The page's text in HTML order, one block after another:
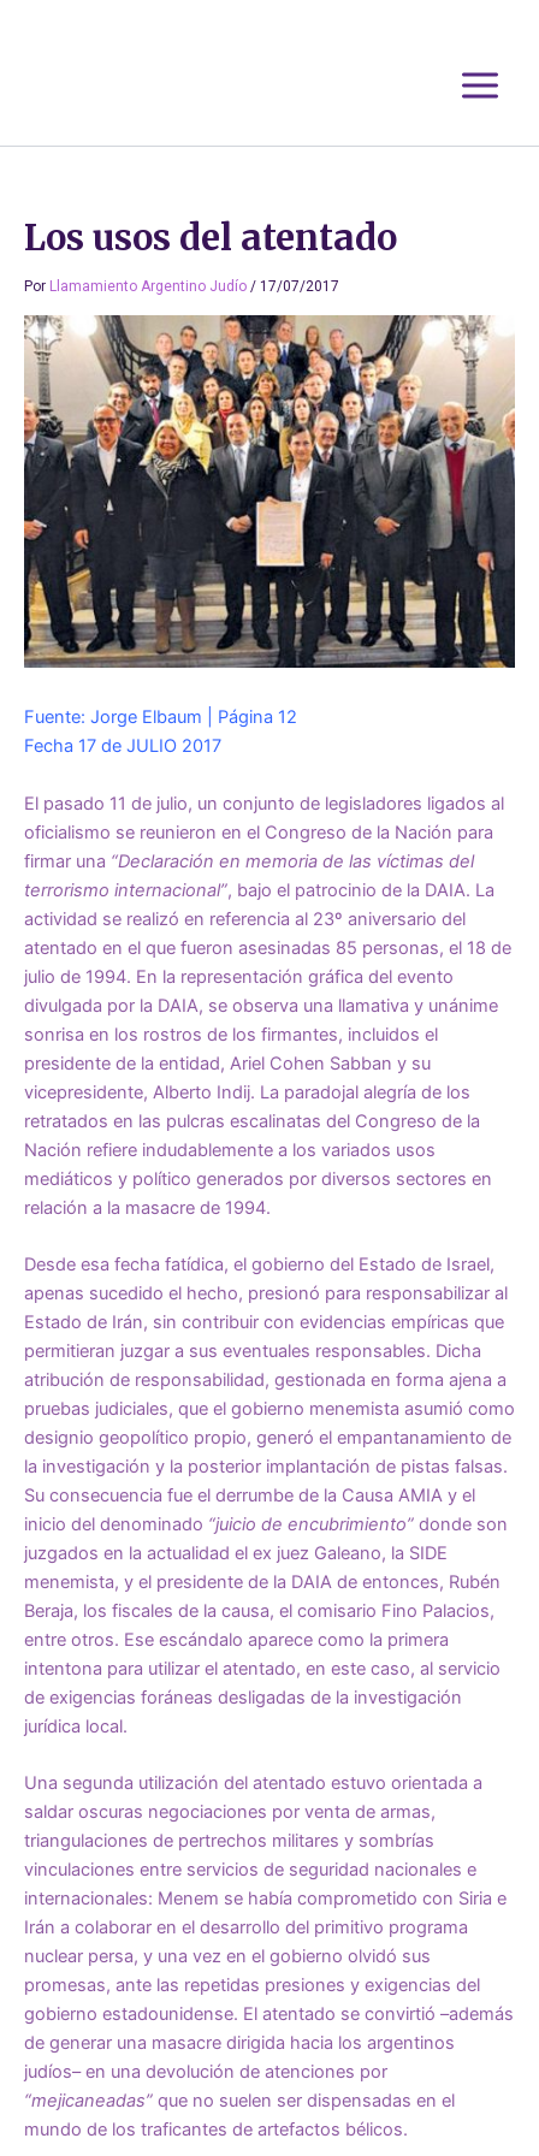
Los usos del atentado
Por Llamamiento Argentino Judío / 17/07/2017
Fuente: Jorge Elbaum | Página 12
Fecha 17 de JULIO 2017
El pasado 11 de julio, un conjunto de legisladores ligados al
oficialismo se reunieron en el Congreso de la Nación para
firmar una “Declaración en memoria de las víctimas del
terrorismo internacional”, bajo el patrocinio de la DAIA. La
actividad se realizó en referencia al 23º aniversario del
atentado en el que fueron asesinadas 85 personas, el 18 de
julio de 1994. En la representación gráfica del evento
divulgada por la DAIA, se observa una llamativa y unánime
sonrisa en los rostros de los firmantes, incluidos el
presidente de la entidad, Ariel Cohen Sabban y su
vicepresidente, Alberto Indij. La paradojal alegría de los
retratados en las pulcras escalinatas del Congreso de la
Nación refiere indudablemente a los variados usos
mediáticos y político generados por diversos sectores en
relación a la masacre de 1994.
Desde esa fecha fatídica, el gobierno del Estado de Israel,
apenas sucedido el hecho, presionó para responsabilizar al
Estado de Irán, sin contribuir con evidencias empíricas que
permitieran juzgar a sus eventuales responsables. Dicha
atribución de responsabilidad, gestionada en forma ajena a
pruebas judiciales, que el gobierno menemista asumió como
designio geopolítico propio, generó el empantanamiento de
la investigación y la posterior implantación de pistas falsas.
Su consecuencia fue el derrumbe de la Causa AMIA y el
inicio del denominado “juicio de encubrimiento” donde son
juzgados en la actualidad el ex juez Galeano, la SIDE
menemista, y el presidente de la DAIA de entonces, Rubén
Beraja, los fiscales de la causa, el comisario Fino Palacios,
entre otros. Ese escándalo aparece como la primera
intentona para utilizar el atentado, en este caso, al servicio
de exigencias foráneas desligadas de la investigación
jurídica local.
Una segunda utilización del atentado estuvo orientada a
saldar oscuras negociaciones por venta de armas,
triangulaciones de pertrechos militares y sombrías
vinculaciones entre servicios de seguridad nacionales e
internacionales: Menem se había comprometido con Siria e
Irán a colaborar en el desarrollo del primitivo programa
nuclear persa, y una vez en el gobierno olvidó sus
promesas, ante las repetidas presiones y exigencias del
gobierno estadounidense. El atentado se convirtió –además
de generar una masacre dirigida hacia los argentinos
judíos– en una devolución de atenciones por
“mejicaneadas” que no suelen ser dispensadas en el
mundo de los traficantes de artefactos bélicos.